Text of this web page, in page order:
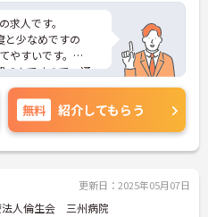
求人です。
と少なめですの
やすいです。
チカですので、通
い合わせくださ
無料 紹介してもらう
更新日：2025年05月07日
法人倫生会 三州病院